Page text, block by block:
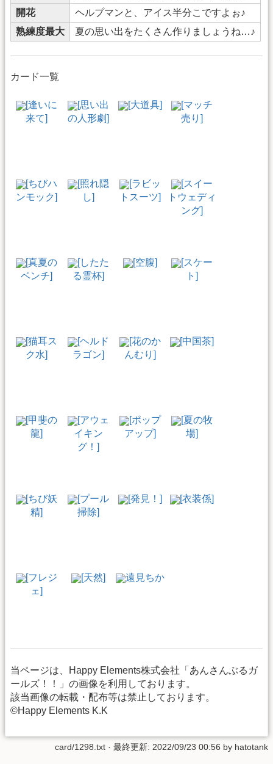
開花
ヘルプマンと、アイス半分こですよぉ♪
熟練度最大
夏の思い出をたくさん作りましょうね…♪
カード一覧
[逢いに
来て]
[思い出
の人形劇]
[大道具]
[マッチ
売り]
[ちびハ
ンモック]
[照れ隠
し]
[ラビッ
トスーツ]
[スイー
トウェディ
ング]
[真夏の
ベンチ]
[したた
る霊杯]
[空腹]
[スケー
ト]
[猫耳ス
ク水]
[ヘルド
ラゴン]
[花のか
んむり]
[中国茶]
[甲斐の
龍]
[アウェ
イキン
グ！]
[ポップ
アップ]
[夏の牧
場]
[ちび妖
精]
[プール
掃除]
[発見！] [衣装係]
[フレジ
ェ]
[天然] 遠見ちか
当ページは、Happy Elements株式会社「あんさんぶるガ
ールズ！！」の画像を利用しております。
該当画像の転載・配布等は禁止しております。
©Happy Elements K.K
card/1298.txt · 最終更新: 2022/09/23 00:56 by hatotank